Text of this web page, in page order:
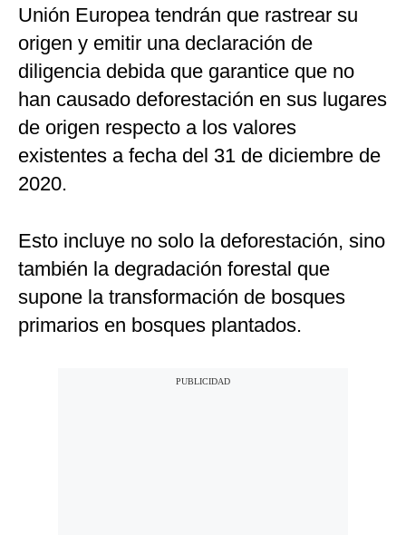
Unión Europea tendrán que rastrear su
origen y emitir una declaración de
diligencia debida que garantice que no
han causado deforestación en sus lugares
de origen respecto a los valores
existentes a fecha del 31 de diciembre de
2020.
Esto incluye no solo la deforestación, sino
también la degradación forestal que
supone la transformación de bosques
primarios en bosques plantados.